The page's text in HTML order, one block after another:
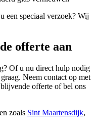
een speciaal verzoek? Wij
offerte aan
Of u nu direct hulp nodig
Neem contact op met
offerte of bel ons
zoals Sint Maartensdijk,